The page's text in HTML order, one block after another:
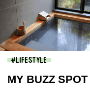
LIFESTYLE
MY BUZZ SPOT